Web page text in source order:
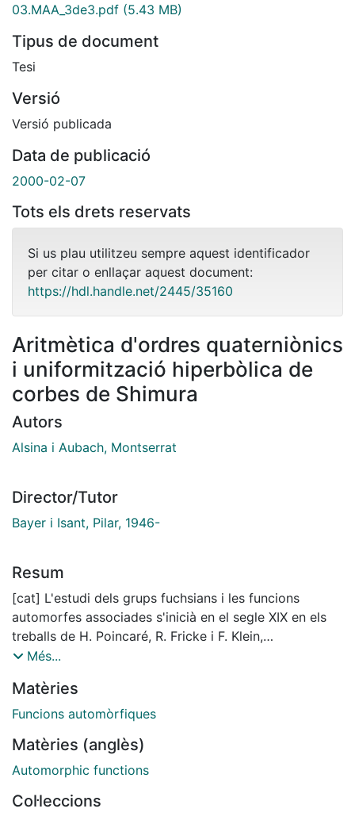
03.MAA_3de3.pdf (5.43 MB)
Tipus de document
Tesi
Versió
Versió publicada
Data de publicació
2000-02-07
Tots els drets reservats
Si us plau utilitzeu sempre aquest identificador
per citar o enllaçar aquest document:
https://hdl.handle.net/2445/35160
Aritmètica d'ordres quaterniònics
i uniformització hiperbòlica de
corbes de Shimura
Autors
Alsina i Aubach, Montserrat
Director/Tutor
Bayer i Isant, Pilar, 1946-
Resum
[cat] L'estudi dels grups fuchsians i les funcions
automorfes associades s'inicià en el segle XIX en els
treballs de H. Poincaré, R. Fricke i F. Klein,
principalment. A partir dels anys seixanta, al llarg de
grups fuchsians "F" donats per subgrups d'unitats
d'àlgebres de quaternions en el semiplà de Poincaré
complexos d'una corba algebraica, anomenada corba
de Shimura. Si l'àlgebra de quaternions és M(2, Q), en
corbes de Shimura ha mostrat ser un tema d'interès
Més...
Matèries
Funcions automòrfiques
Matèries (anglès)
Automorphic functions
Col·leccions